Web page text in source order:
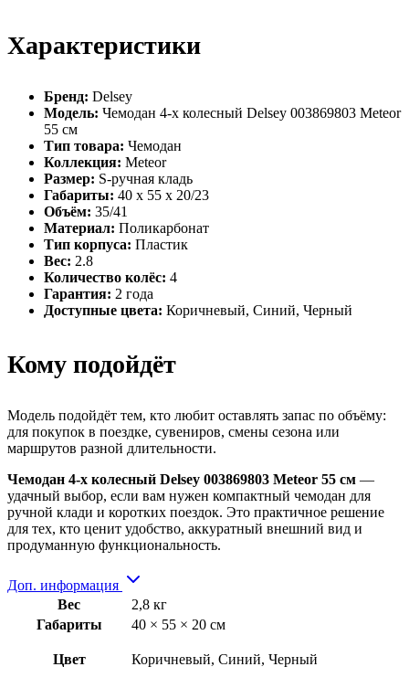
Характеристики
Бренд: Delsey
Модель: Чемодан 4-х колесный Delsey 003869803 Meteor
55 см
Тип товара: Чемодан
Коллекция: Meteor
Размер: S-ручная кладь
Габариты: 40 х 55 х 20/23
Объём: 35/41
Материал: Поликарбонат
Тип корпуса: Пластик
Вес: 2.8
Количество колёс: 4
Гарантия: 2 года
Доступные цвета: Коричневый, Синий, Черный
Кому подойдёт
Модель подойдёт тем, кто любит оставлять запас по объёму:
для покупок в поездке, сувениров, смены сезона или
маршрутов разной длительности.
Чемодан 4-х колесный Delsey 003869803 Meteor 55 см —
удачный выбор, если вам нужен компактный чемодан для
ручной клади и коротких поездок. Это практичное решение
для тех, кто ценит удобство, аккуратный внешний вид и
продуманную функциональность.
Доп. информация
Вес
2,8 кг
Габариты
40 × 55 × 20 см
Цвет Коричневый, Синий, Черный